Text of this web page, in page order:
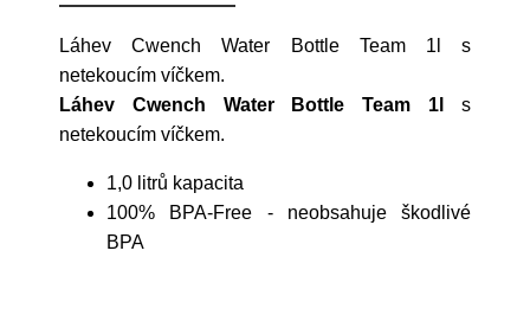
Láhev Cwench Water Bottle Team 1l s
netekoucím víčkem.
Láhev Cwench Water Bottle Team 1l
s
netekoucím víčkem.
1,0 litrů kapacita
100% BPA-Free - neobsahuje škodlivé
BPA